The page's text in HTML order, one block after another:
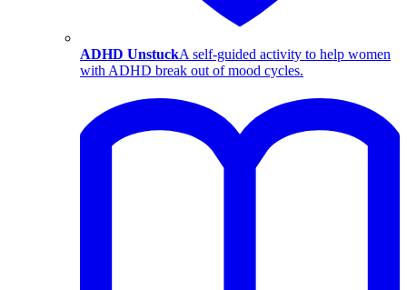
ADHD UnstuckA self-guided activity to help women
with ADHD break out of mood cycles.